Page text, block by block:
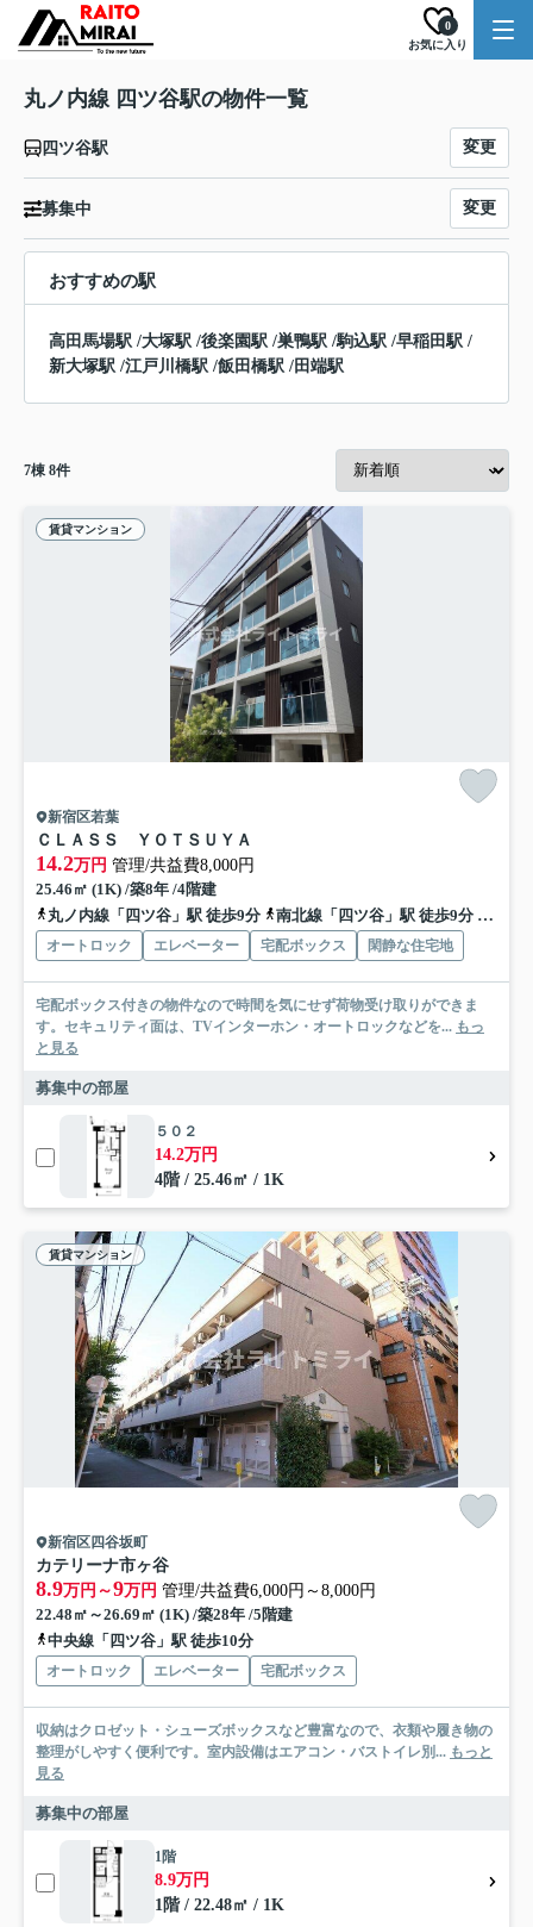
お気に入り
0
丸ノ内線 四ツ谷駅の物件一覧
四ツ谷駅 変更
募集中 変更
おすすめの駅
高田馬場駅 /大塚駅 /後楽園駅 /巣鴨駅 /駒込駅 /早稲田駅 /
新大塚駅 /江戸川橋駅 /飯田橋駅 /田端駅
7棟 8件
賃貸マンション
新宿区若葉
ＣＬＡＳＳ ＹＯＴＳＵＹＡ
14.2万円 管理/共益費8,000円
25.46㎡ (1K) /築8年 /4階建
丸ノ内線「四ツ谷」駅 徒歩9分
南北線「四ツ谷」駅 徒歩9分 中央
オートロック エレベーター 宅配ボックス 閑静な住宅地
宅配ボックス付きの物件なので時間を気にせず荷物受け取りができま
す。セキュリティ面は、TVインターホン・オートロックなどを... もっ
と見る
募集中の部屋
５０２
14.2万円
4階 / 25.46㎡ / 1K
賃貸マンション
新宿区四谷坂町
カテリーナ市ヶ谷
8.9万円～9万円 管理/共益費6,000円～8,000円
22.48㎡～26.69㎡ (1K) /築28年 /5階建
中央線「四ツ谷」駅 徒歩10分
オートロック エレベーター 宅配ボックス
収納はクロゼット・シューズボックスなど豊富なので、衣類や履き物の
整理がしやすく便利です。室内設備はエアコン・バストイレ別... もっと
見る
募集中の部屋
1階
8.9万円
1階 / 22.48㎡ / 1K